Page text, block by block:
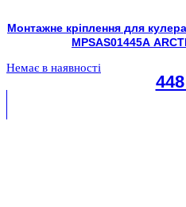
Монтажне кріплення для
MPSAS01445A
Немає в наявності
448